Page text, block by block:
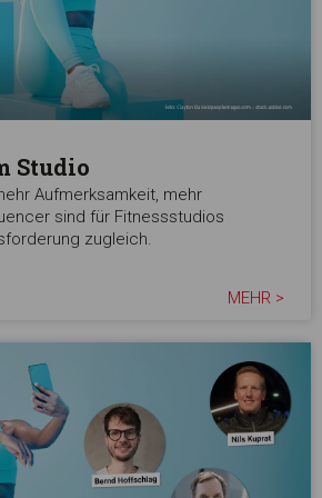
Studio
Aufmerksamkeit, mehr
sind für Fitnessstudios
zugleich.
MEHR >